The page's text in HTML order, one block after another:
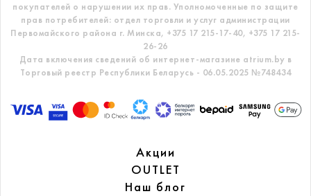
покупателей о нарушении их прав. Уполномоченные по защите
прав потребителей: отдел торговли и услуг администрации
Первомайского района г. Минска, +375 17 215-17-40, +375 17 215-
26-26
Дата включения сведений об интернет-магазине atrium.by в
Торговый реестр Республики Беларусь - 06.05.2025 №748434
Акции
OUTLET
Наш блог